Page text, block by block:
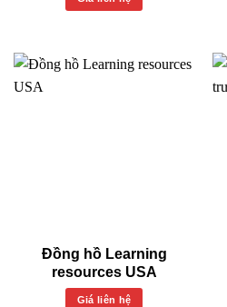
Đồng hồ Learning
resources USA
Giá liên hệ